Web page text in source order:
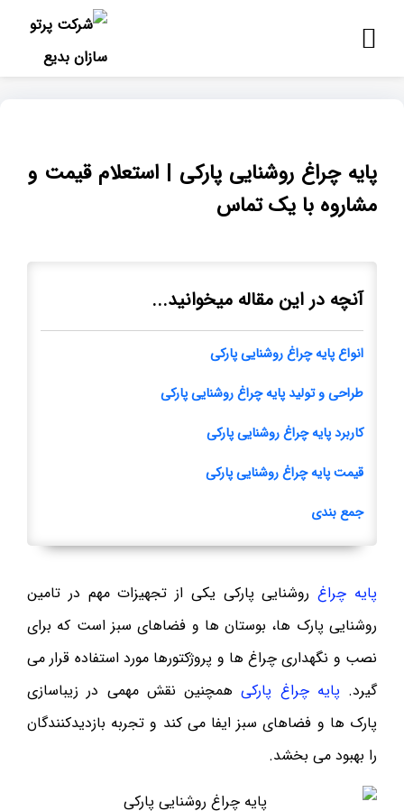
پایه چراغ روشنایی پارکی | استعلام قیمت و
مشاروه با یک تماس
آنچه در این مقاله میخوانید...
انواع پایه چراغ روشنایی پارکی
طراحی و تولید پایه چراغ روشنایی پارکی
کاربرد پایه چراغ روشنایی پارکی
قیمت پایه چراغ روشنایی پارکی
جمع بندی
پایه چراغروشنایی پارکی یکی از تجهیزات مهم در تامین
روشنایی پارک ها، بوستان ها و فضاهای سبز است که برای
نصب و نگهداری چراغ ها و پروژکتورها مورد استفاده قرار می
گیرد. پایه چراغ پارکیهمچنین نقش مهمی در زیباسازی
پارک ها و فضاهای سبز ایفا می کند و تجربه بازدیدکنندگان
را بهبود می بخشد.